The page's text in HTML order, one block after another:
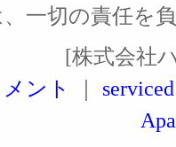
、一切の責任を
[株式会社
ント